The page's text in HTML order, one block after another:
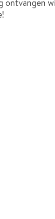
ontvangen